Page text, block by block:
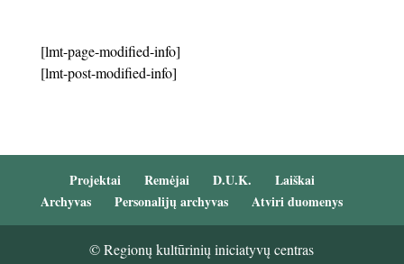
[lmt-page-modified-info]
[lmt-post-modified-info]
Projektai Remėjai D.U.K.
Laiškai
Archyvas
Personalijų archyvas Atviri duomenys
© Regionų kultūrinių iniciatyvų centras